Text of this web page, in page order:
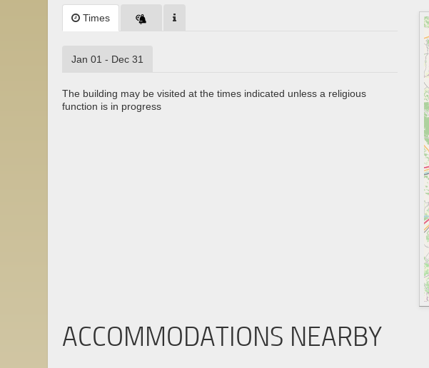
Times
Jan 01 - Dec 31
The building may be visited at the times indicated unless a religious
function is in progress
ACCOMMODATIONS NEARBY